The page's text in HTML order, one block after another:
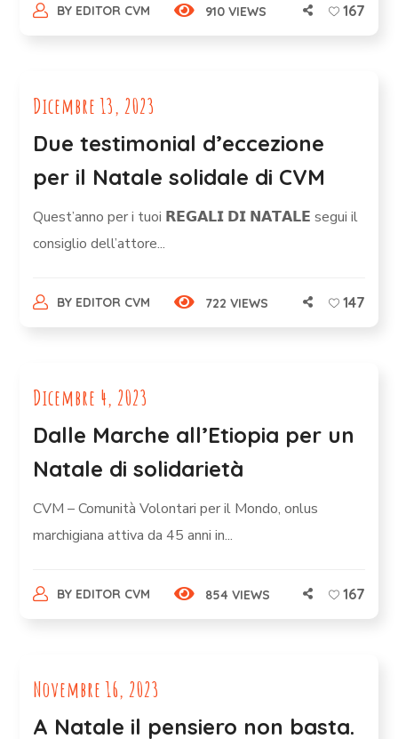
BY EDITOR CVM 910 VIEWS 167
Dicembre 13, 2023
Due testimonial d’eccezione
per il Natale solidale di CVM
Quest’anno per i tuoi 𝗥𝗘𝗚𝗔𝗟𝗜 𝗗𝗜 𝗡𝗔𝗧𝗔𝗟𝗘 segui il
consiglio dell’attore...
BY EDITOR CVM 722 VIEWS 147
Dicembre 4, 2023
Dalle Marche all’Etiopia per un
Natale di solidarietà
CVM – Comunità Volontari per il Mondo, onlus
marchigiana attiva da 45 anni in...
BY EDITOR CVM 854 VIEWS 167
Novembre 16, 2023
A Natale il pensiero non basta.